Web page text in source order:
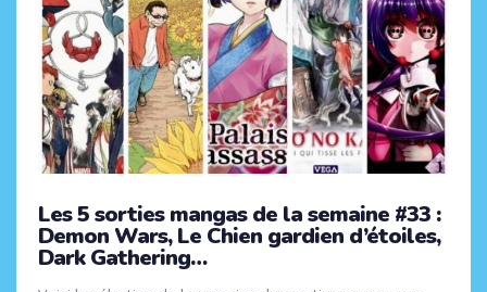
Les 5 sorties mangas de la semaine #33 :
Demon Wars, Le Chien gardien d’étoiles,
Dark Gathering…